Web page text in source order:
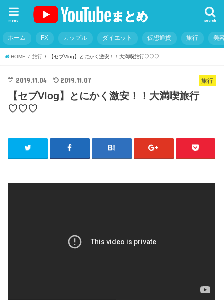
search
menu
ホーム FX カップル ダイエット 仮想通貨 旅行 美
HOME 旅行 【セブVlog】とにかく激安！！大満喫旅行♡♡♡
旅行
2019.11.04 2019.11.07
【セブVlog】とにかく激安！！大満喫旅行
♡♡♡